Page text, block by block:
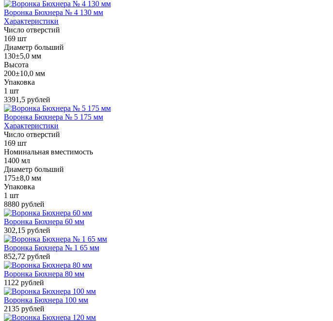
Воронка Бюхнера № 4 130 мм
Характеристики
Число отверстий
169 шт
Диаметр больший
130±5,0 мм
Высота
200±10,0 мм
Упаковка
1 шт
3391,5 рублей
Воронка Бюхнера № 5 175 мм
Характеристики
Число отверстий
169 шт
Номинальная вместимость
1400 мл
Диаметр больший
175±8,0 мм
Упаковка
1 шт
8880 рублей
Воронка Бюхнера 60 мм
302,15 рублей
Воронка Бюхнера № 1 65 мм
852,72 рублей
Воронка Бюхнера 80 мм
1122 рублей
Воронка Бюхнера 100 мм
2135 рублей